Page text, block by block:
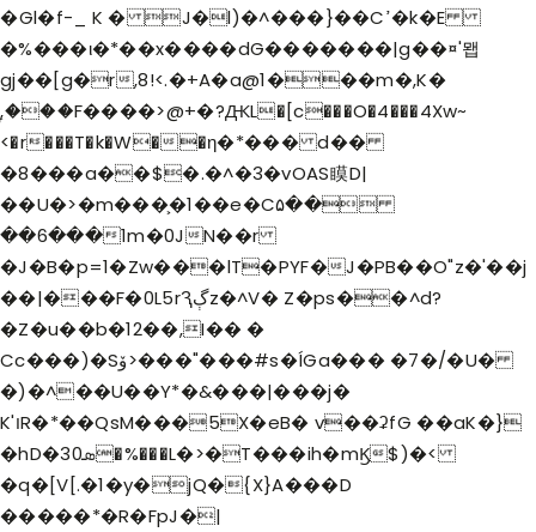
�Gl�f-_ K � J�l)�^���}��Cߴ�k�E
�%���ι�*��x����dG�������|g��¤'뫱
gj��[g�r,8!<.�+A�a@1���m�,K�
ۭ,���F����>@+�?ԪL�[c���O�4���4Xw~
<�r���T�k�W��η�*��� d��
�8���a��$�.�^�3�vOAS瞙D|
��U�>�m���͕�1��e�C۵��
��6���1m�0JN��r
�J�B�p=1�Zw���lT�PYF�J�PB��O"z�'��j
��|���F�0L5rԆڳz�^V� Z�ps��^d?
�Z�u��b�12��,I�� �
Cc���)�Sۆ>���"���#s�ÍGa��� �7�/�U�
�)�^��U��Y*�&���|���j�
K'וR�*��QsM���5X�eB� v��ʡfG ��aK�}
�hD�3ܣ0�%���L�>�T���ih�mϏ$)�<
�q�[V[.�1�y�jQ�{X}A���D
�����*�R�FpJ�|